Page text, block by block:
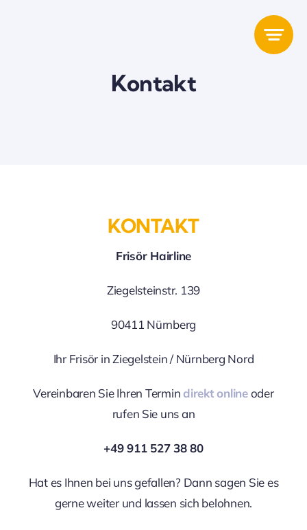
Kontakt
KONTAKT
Frisör Hairline
Ziegelsteinstr. 139
90411 Nürnberg
Ihr Frisör in Ziegelstein / Nürnberg Nord
Vereinbaren Sie Ihren Termindirekt onlineoder
rufen Sie uns an
+49 911 527 38 80
Hat es Ihnen bei uns gefallen? Dann sagen Sie es
gerne weiter und lassen sich belohnen.